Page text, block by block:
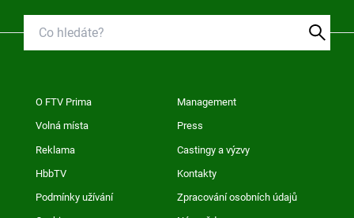
O FTV Prima Management
Volná místa Press
Reklama Castingy a výzvy
HbbTV Kontakty
Podmínky užívání Zpracování osobních údajů